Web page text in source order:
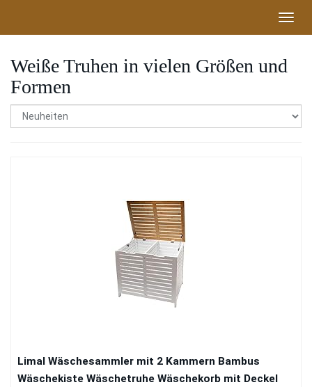
main
Weiße Truhen in vielen Größen und
Formen
Limal Wäschesammler mit 2 Kammern Bambus
Wäschekiste Wäschetruhe Wäschekorb mit Deckel